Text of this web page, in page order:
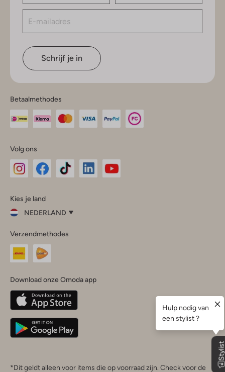
Schrijf je in
Betaalmethodes
Volg ons
InstagramFacebook
Kies je land
NEDERLAND
je
land
Nederland
Belgique(Français)
Deutschland
Verzendmethodes
Download onze Omoda app
*Dit geldt alleen voor items die op voorraad zijn. Check voor de